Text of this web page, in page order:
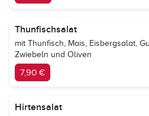
Thunfischsalat
mit Thunfisch, Mais, Eisbergsalat,
Zwiebeln und Oliven
7,90 €
Hirtensalat